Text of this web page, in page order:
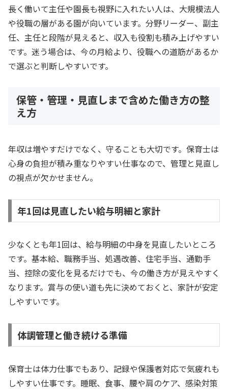
長く働いて主任や園長も視野に入れたい人は、大規模法人
や役職の層がある園が向いています。分野リーダー、副主
任、主任と段階が見えると、収入も役割も積み上げやすい
です。迷う場合は、今の月給より、役職への道筋があるか
で選ぶと判断しやすいです。
保管・管理・見直しまで含めた働き方の整
え方
年収は増やすだけでなく、守ることも大切です。保育士は
心身の負担が積み重なりやすい仕事なので、管理と見直し
の視点が欠かせません。
年1回は見直したい給与明細と家計
少なくとも年1回は、給与明細の中身を見直したいところ
です。基本給、職務手当、処遇改善、住宅手当、通勤手
当、控除の変化を見るだけでも、今の働き方が見えやすく
なります。賞与の使い道も先に決めておくと、家計が安定
しやすいです。
体調管理と働き続ける準備
保育士は体力仕事でもあり、記録や保護者対応で気疲れも
しやすい仕事です。睡眠、食事、腰や肩のケア、感染対策